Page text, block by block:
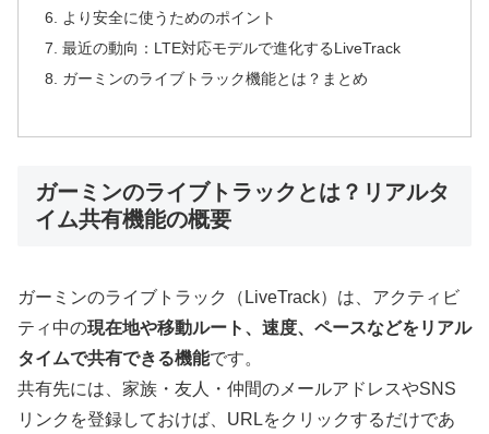
より安全に使うためのポイント
最近の動向：LTE対応モデルで進化するLiveTrack
ガーミンのライブトラック機能とは？まとめ
ガーミンのライブトラックとは？リアルタ
イム共有機能の概要
ガーミンのライブトラック（LiveTrack）は、アクティビ
ティ中の現在地や移動ルート、速度、ペースなどをリアル
タイムで共有できる機能です。
共有先には、家族・友人・仲間のメールアドレスやSNS
リンクを登録しておけば、URLをクリックするだけであ